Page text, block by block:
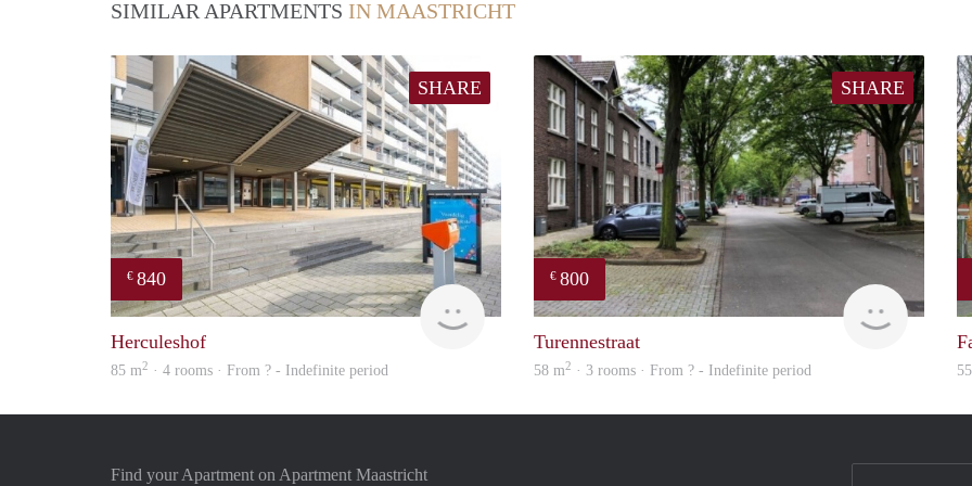
SIMILAR APARTMENTS IN MAASTRICHT
SHARE
€ 840
finder
Herculeshof
85 m2 · 4 rooms · From ? - Indefinite period
SHARE
€ 800
Turennestraat
58 m2 · 3 rooms · From ? - Indefinite period
Find your Apartment on Apartment Maastricht